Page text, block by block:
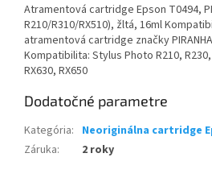
Atramentová cartridge Epson T0494,
R210/R310/RX510), žltá, 16ml
atramentová cartridge značky
Kompatibilita: Stylus Photo R210, R230,
RX630, RX650
Dodatočné parametre
Kategória: Neoriginálna cartridge
Záruka: 2 roky